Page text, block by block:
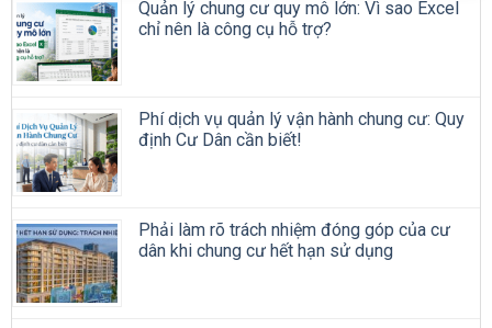
Quản lý chung cư quy mô lớn: Vì sao Excel
chỉ nên là công cụ hỗ trợ?
Phí dịch vụ quản lý vận hành chung cư: Quy
định Cư Dân cần biết!
Phải làm rõ trách nhiệm đóng góp của cư
dân khi chung cư hết hạn sử dụng